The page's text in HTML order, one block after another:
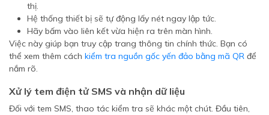
thị.
Hệ thống thiết bị sẽ tự động lấy nét ngay lập tức.
Hãy bấm vào liên kết vừa hiện ra trên màn hình.
Việc này giúp bạn truy cập trang thông tin chính thức. Bạn có
thể xem thêm cách kiểm tra nguồn gốc yến đảo bằng mã QR để
nắm rõ.
Xử lý tem điện tử SMS và nhận dữ liệu
Đối với tem SMS, thao tác kiểm tra sẽ khác một chút. Đầu tiên,